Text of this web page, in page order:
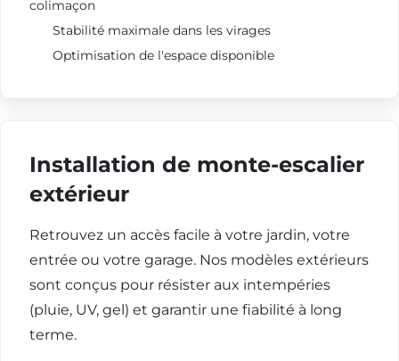
colimaçon
Stabilité maximale dans les virages
Optimisation de l'espace disponible
Installation de monte-escalier
extérieur
Retrouvez un accès facile à votre jardin, votre
entrée ou votre garage. Nos modèles extérieurs
sont conçus pour résister aux intempéries
(pluie, UV, gel) et garantir une fiabilité à long
terme.